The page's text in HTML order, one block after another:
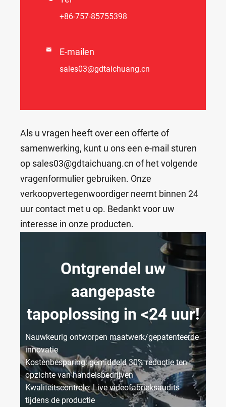
+86-757-85755398
 E-mailen
sales03@gdtaichuang.cn
Als u vragen heeft over een offerte of
samenwerking, kunt u ons een e-mail sturen
op sales03@gdtaichuang.cn of het volgende
vragenformulier gebruiken. Onze
verkoopvertegenwoordiger neemt binnen 24
uur contact met u op. Bedankt voor uw
interesse in onze producten.
Ontgrendel uw
aangepaste
tapoplossing in <24 uur!
Nauwkeurig ontworpen maatwerk/gepatenteerde
innovatie
Kostenbesparing: gemiddeld 30% reductie ten
opzichte van handelsbedrijven
Kwaliteitscontrole: Live videofabrieksaudits
tijdens de productie